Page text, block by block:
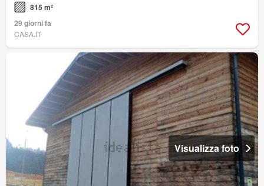
815 m²
29 giorni fa
CASA.IT
Visualizza foto